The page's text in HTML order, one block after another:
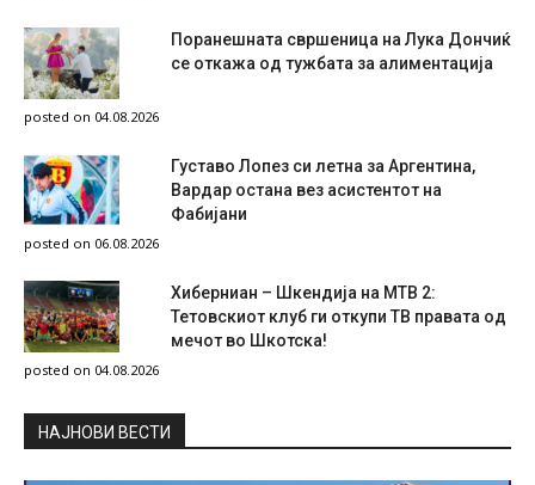
Поранешната свршеница на Лука Дончиќ
се откажа од тужбата за алиментација
posted on 04.08.2026
Густаво Лопез си летна за Аргентина,
Вардар остана вез асистентот на
Фабијани
posted on 06.08.2026
Хиберниан – Шкендија на МТВ 2:
Тетовскиот клуб ги откупи ТВ правата од
мечот во Шкотска!
posted on 04.08.2026
НAЈНОВИ ВЕСТИ